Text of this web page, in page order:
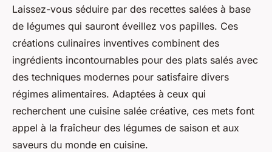
Laissez-vous séduire par des recettes salées à base
de légumes qui sauront éveillez vos papilles. Ces
créations culinaires inventives combinent des
ingrédients incontournables pour des plats salés avec
des techniques modernes pour satisfaire divers
régimes alimentaires. Adaptées à ceux qui
recherchent une cuisine salée créative, ces mets font
appel à la fraîcheur des légumes de saison et aux
saveurs du monde en cuisine.